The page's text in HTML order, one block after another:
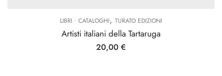
LIBRI • CATALOGHI, TURATO EDIZIONI
Artisti italiani della Tartaruga
20,00 €